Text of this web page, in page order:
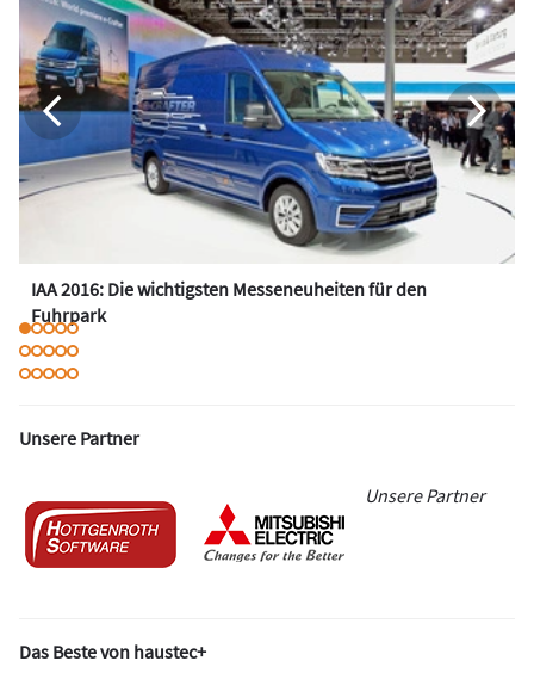
IAA 2016: Die wichtigsten Messeneuheiten für den
Fuhrpark
Unsere Partner
Unsere Partner
Das Beste von haustec+